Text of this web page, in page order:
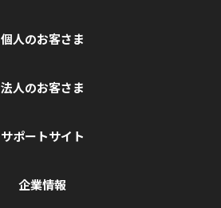
個人のお客さま
法人のお客さま
サポートサイト
企業情報